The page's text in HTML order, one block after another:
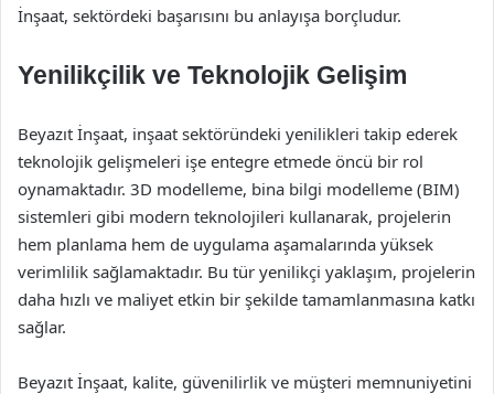
İnşaat, sektördeki başarısını bu anlayışa borçludur.
Yenilikçilik ve Teknolojik Gelişim
Beyazıt İnşaat, inşaat sektöründeki yenilikleri takip ederek
teknolojik gelişmeleri işe entegre etmede öncü bir rol
oynamaktadır. 3D modelleme, bina bilgi modelleme (BIM)
sistemleri gibi modern teknolojileri kullanarak, projelerin
hem planlama hem de uygulama aşamalarında yüksek
verimlilik sağlamaktadır. Bu tür yenilikçi yaklaşım, projelerin
daha hızlı ve maliyet etkin bir şekilde tamamlanmasına katkı
sağlar.
Beyazıt İnşaat, kalite, güvenilirlik ve müşteri memnuniyetini